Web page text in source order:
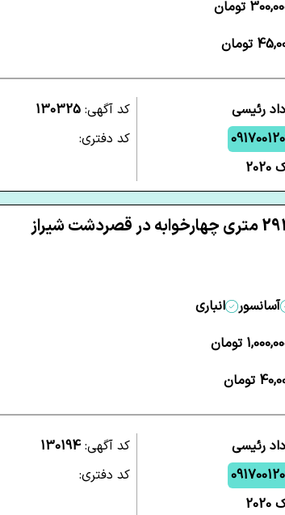
تومان
تومان
رئیسی
کد آگهی: 130325
کد دفتری:
آسانسور
انباری
تومان
تومان
رئیسی
کد آگهی: 130194
کد دفتری: